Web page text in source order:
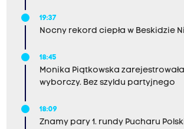
19:37
Nocny rekord ciepła w Beskidzie
18:45
Monika Piątkowska
wyborczy. Bez szyldu partyjnego
18:09
Znamy pary 1. rundy Pucharu